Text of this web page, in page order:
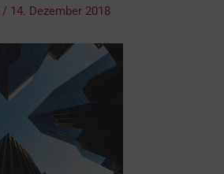
/ 14. Dezember 2018